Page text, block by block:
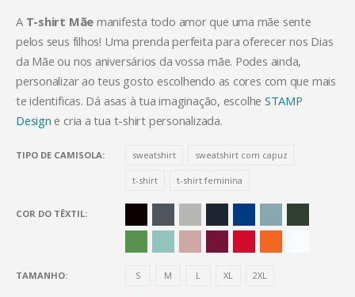
A T-shirt Mãe manifesta todo amor que uma mãe sente
pelos seus filhos! Uma prenda perfeita para oferecer nos Dias
da Mãe ou nos aniversários da vossa mãe. Podes ainda,
personalizar ao teus gosto escolhendo as cores com que mais
te identificas. Dá asas à tua imaginação, escolhe STAMP
Design e cria a tua t-shirt personalizada.
TIPO DE CAMISOLA sweatshirt sweatshirt com capuz
t-shirt t-shirt feminina
COR DO TÊXTIL
TAMANHO S M L XL 2XL